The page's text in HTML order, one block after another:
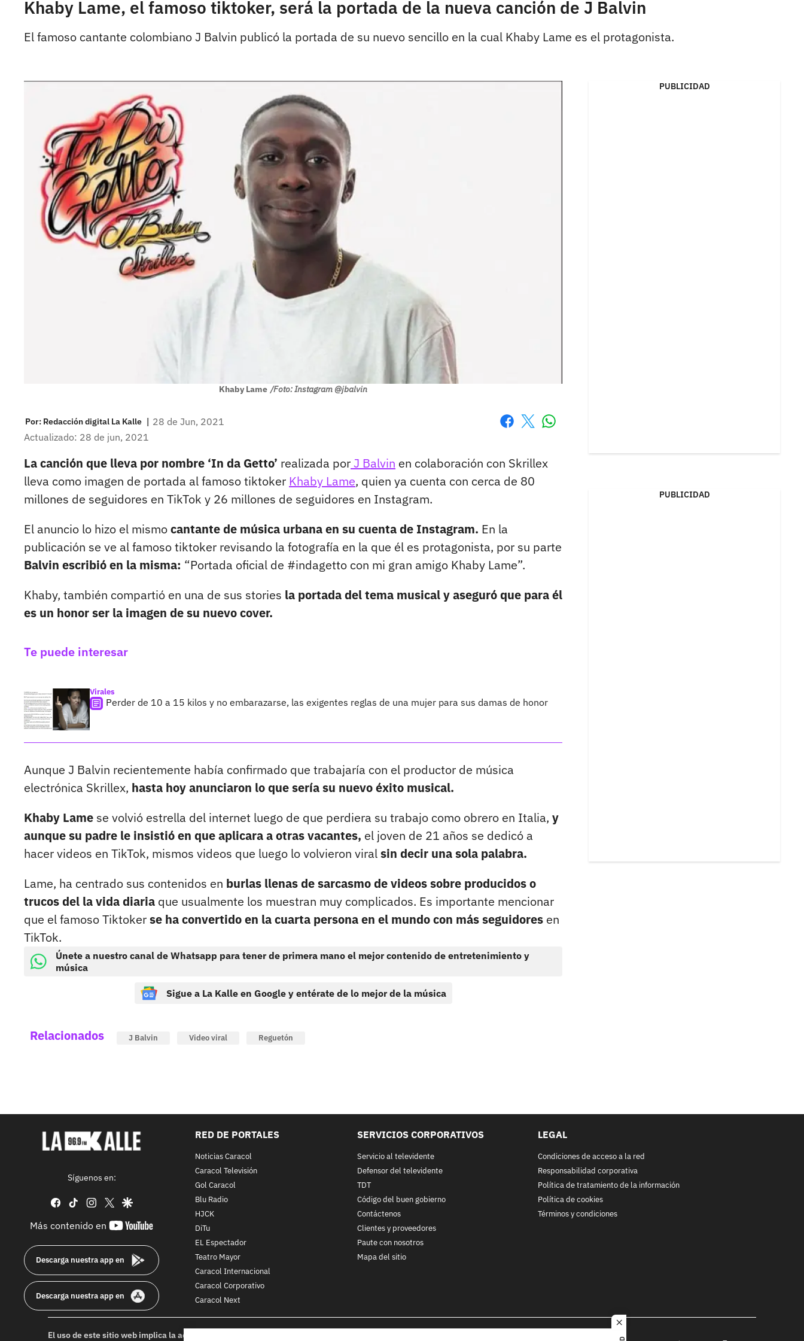
close
Khaby Lame, el famoso tiktoker, será la portada de la nueva canción de J Balvin
El famoso cantante colombiano J Balvin publicó la portada de su nuevo sencillo en la cual Khaby Lame es el protagonista.
Khaby Lame /Foto: Instagram @jbalvin
Por: Redacción digital La Kalle | 28 de Jun, 2021
Actualizado: 28 de jun, 2021
La canción que lleva por nombre ‘In da Getto’ realizada porJ Balvin en colaboración con Skrillex
lleva como imagen de portada al famoso tiktoker Khaby Lame, quien ya cuenta con cerca de 80
millones de seguidores en TikTok y 26 millones de seguidores en Instagram.
El anuncio lo hizo el mismocantante de música urbana en su cuenta de Instagram. En la
publicación se ve al famoso tiktoker revisando la fotografía en la que él es protagonista, por su parte
Balvin escribió en la misma: “Portada oficial de #indagetto con mi gran amigo Khaby Lame”.
Khaby, también compartió en una de sus stories la portada del tema musical y aseguró que para él
es un honor ser la imagen de su nuevo cover.
Te puede interesar
Virales
Perder de 10 a 15 kilos y no embarazarse, las exigentes reglas de una mujer para sus damas de honor
Aunque J Balvin recientemente había confirmado que trabajaría con el productor de música
electrónica Skrillex, hasta hoy anunciaron lo que sería su nuevo éxito musical.
Khaby Lame se volvió estrella del internet luego de que perdiera su trabajo como obrero en Italia, y
aunque su padre le insistió en que aplicara a otras vacantes, el joven de 21 años se dedicó a
hacer videos en TikTok, mismos videos que luego lo volvieron viralsin decir una sola palabra.
Lame, ha centrado sus contenidos en burlas llenas de sarcasmo de videos sobre producidos o
trucos del la vida diaria que usualmente los muestran muy complicados. Es importante mencionar
que el famoso Tiktokerse ha convertido en la cuarta persona en el mundo con más seguidores en
TikTok.
Únete a nuestro canal de Whatsapp para tener de primera mano el mejor contenido de entretenimiento y
música
Sigue a La Kalle en Google y entérate de lo mejor de la música
Relacionados J Balvin Video viral Reguetón
PUBLICIDAD
PUBLICIDAD
Síguenos en:
facebook
tiktok instagram
twittergoogle
Más contenido en
youtube-
Descarga nuestra app en
Descarga nuestra app en
RED DE PORTALES
Noticias Caracol
Caracol Televisión
Gol Caracol
Blu Radio
HJCK
DiTu
EL Espectador
Teatro Mayor
Caracol Internacional
Caracol Corporativo
Caracol Next
SERVICIOS CORPORATIVOS
Servicio al televidente
Defensor del televidente
TDT
Código del buen gobierno
Contáctenos
Clientes y proveedores
Paute con nosotros
Mapa del sitio
LEGAL
Condiciones de acceso a la red
Responsabilidad corporativa
Política de tratamiento de la información
Política de cookies
Términos y condiciones
El uso de este sitio web implica la aceptación de los